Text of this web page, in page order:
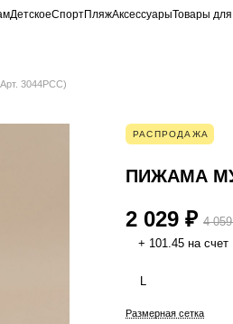
ДетскоеСпортПляжАксессуарыТовары
3044PCC)
РАСПРОДАЖА
ПИЖАМА
2 029 ₽ 4
+ 101.45 на счет
L
Размерная сетка